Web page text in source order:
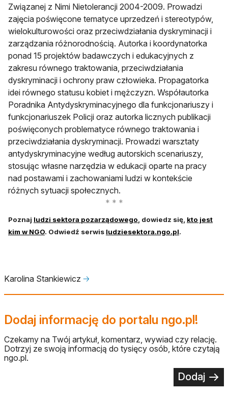
Związanej z Nimi Nietolerancji 2004-2009. Prowadzi
zajęcia poświęcone tematyce uprzedzeń i stereotypów,
wielokulturowości oraz przeciwdziałania dyskryminacji i
zarządzania różnorodnością. Autorka i koordynatorka
ponad 15 projektów badawczych i edukacyjnych z
zakresu równego traktowania, przeciwdziałania
dyskryminacji i ochrony praw człowieka. Propagatorka
idei równego statusu kobiet i mężczyzn. Współautorka
Poradnika Antydyskryminacyjnego dla funkcjonariuszy i
funkcjonariuszek Policji oraz autorka licznych publikacji
poświęconych problematyce równego traktowania i
przeciwdziałania dyskryminacji. Prowadzi warsztaty
antydyskryminacyjne według autorskich scenariuszy,
stosując własne narzędzia w edukacji oparte na pracy
nad postawami i zachowaniami ludzi w kontekście
różnych sytuacji społecznych.
Poznaj ludzi sektora pozarządowego , dowiedz się, kto jest
kim w NGO. Odwiedź serwis ludziesektora.ngo.pl.
Karolina Stankiewicz 🡢
Dodaj informację do portalu ngo.pl!
Czekamy na Twój artykuł, komentarz, wywiad czy relację.
Dotrzyj ze swoją informacją do tysięcy osób, które czytają
ngo.pl.
Dodaj